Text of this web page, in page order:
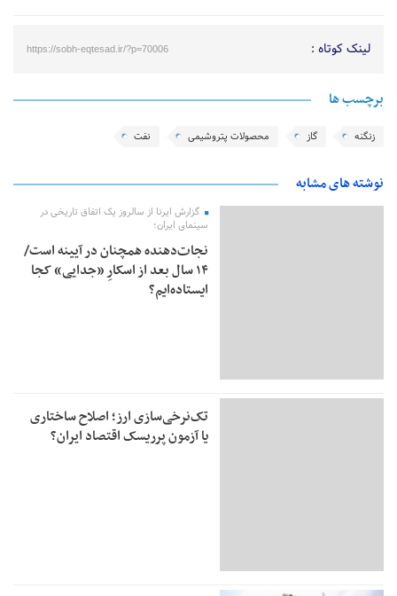
لینک کوتاه : https://sobh-eqtesad.ir/?p=70006
برچسب ها
زنگنه گاز محصولات پتروشیمی نفت
نوشته های مشابه
گزارش ایرنا از سالروز یک اتفاق تاریخی در
سینمای ایران؛
نجات‌دهنده‌ همچنان در آیینه است/
۱۴ سال بعد از اسکارِ «جدایی» کجا
ایستاده‌ایم؟
تک‌نرخی‌سازی ارز؛ اصلاح ساختاری
یا آزمون پرریسک اقتصاد ایران؟